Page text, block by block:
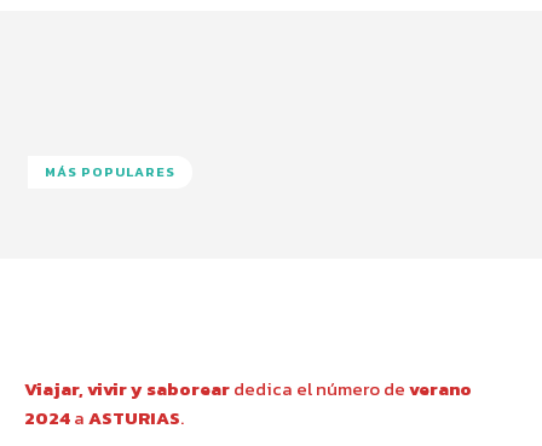
MÁS POPULARES
Viajar, vivir y saboreardedica el número deverano
2024aASTURIAS.